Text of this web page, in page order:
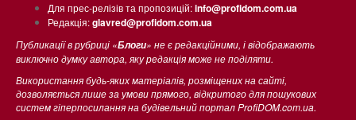
Для прес-релізів та пропозицій:info@profidom.com.ua
Редакція:glavred@profidom.com.ua
Публикації в рубриці «Блоги» не є редакційними, і відображають
виключно думку автора, яку редакція може не поділяти.
Використання будь-яких матеріалів, розміщених на сайті,
дозволяється лише за умови прямого, відкритого для пошукових
систем гіперпосилання на будівельний портал ProfiDOM.com.ua.